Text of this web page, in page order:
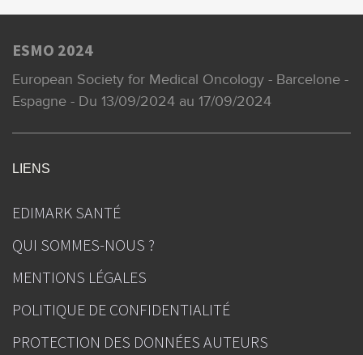
ESMO 2024
European Society for Medical Oncology - Barcelone -
Espagne - Du 13/09/2024 au 17/09/2024
LIENS
EDIMARK SANTÉ
QUI SOMMES-NOUS ?
MENTIONS LÉGALES
POLITIQUE DE CONFIDENTIALITÉ
PROTECTION DES DONNÉES AUTEURS